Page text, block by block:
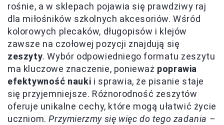
rośnie, a w sklepach pojawia się prawdziwy raj
dla miłośników szkolnych akcesoriów. Wśród
kolorowych plecaków, długopisów i klejów
zawsze na czołowej pozycji znajdują się
zeszyty. Wybór odpowiedniego formatu zeszytu
ma kluczowe znaczenie, ponieważ poprawia
efektywność nauki i sprawia, że pisanie staje
się przyjemniejsze. Różnorodność zeszytów
oferuje unikalne cechy, które mogą ułatwić życie
uczniom.Przymierzmy się więc do tego zadania –